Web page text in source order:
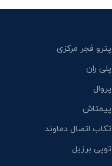
پترو فجر مرکزی
پلی ران
پروال
پیمتاش
تکاب اتصال دماوند
توپی برزیل